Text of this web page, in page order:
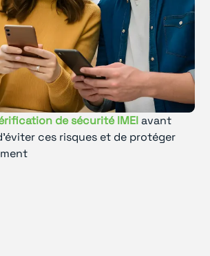
de sécurité IMEIavant
ces risques et de protéger